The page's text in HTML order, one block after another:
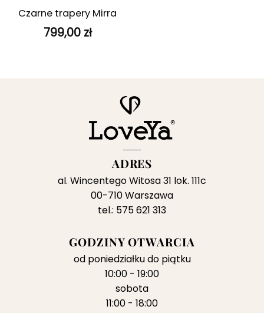
Dodaj do
ulubionych
Czarne trapery Mirra
799,00 zł
ADRES
al. Wincentego Witosa 31 lok. 111c
00-710 Warszawa
tel.: 575 621 313
GODZINY OTWARCIA
od poniedziałku do piątku
10:00 - 19:00
sobota
11:00 - 18:00